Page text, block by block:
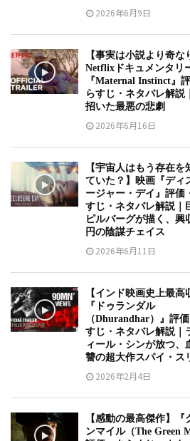
2026年6月9日
【事実は小説より奇な
Netflixドキュメンタリ
『Maternal Instinct』
らすじ・ネタバレ解説
招いた最悪の悲劇
2026年6月16日
【宇宙人はもう存在を
ていた？】映画『ディ
ージャー・デイ』評価
すじ・ネタバレ解説｜
ピルバーグが描く、興
円の陰謀チェイス
2026年6月11日
【インド映画史上最高
『ドゥランダル
（Dhurandhar）』評
すじ・ネタバレ解説｜
ィール・シンが放つ、
讐の超大作スパイ・ス
2026年2月4日
【感動の最高傑作】『
ンマイル（The Green